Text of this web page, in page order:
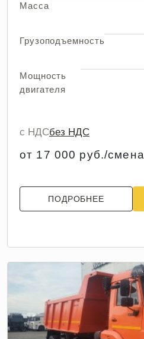
Масса
Грузоподъемность
Мощность
двигателя
с НДСбез НДС
от 17 000 руб./смена
ПОДРОБНЕЕ